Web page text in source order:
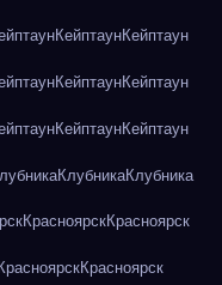
КейптаунКейптаун
КейптаунКейптаун
КейптаунКейптаун
КлубникаКлубника
КрасноярскКрасноярск
КрасноярскКрасноярск